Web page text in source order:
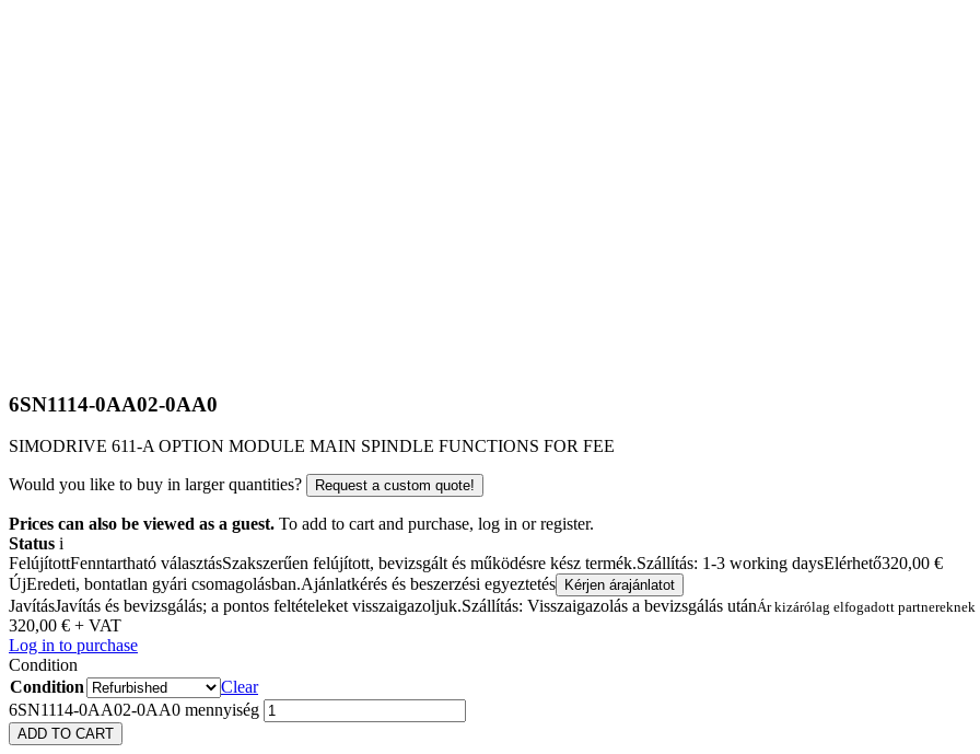
6SN1114-0AA02-0AA0
SIMODRIVE 611-A OPTION MODULE MAIN SPINDLE FUNCTIONS FOR FEE
Would you like to buy in larger quantities? Request a custom quote!
Prices can also be viewed as a guest. To add to cart and purchase, log in or register.
Status i
FelújítottFenntartható választásSzakszerűen felújított, bevizsgált és működésre kész termék.Szállítás: 1-3 working daysElérhető320,00 €
ÚjEredeti, bontatlan gyári csomagolásban.Ajánlatkérés és beszerzési egyeztetés Kérjen árajánlatot
JavításJavítás és bevizsgálás; a pontos feltételeket visszaigazoljuk.Szállítás: Visszaigazolás a bevizsgálás utánÁr kizárólag elfogadott partnereknek
320,00 € + VAT
Log in to purchase
Condition
Condition
Clear
6SN1114-0AA02-0AA0 mennyiség
ADD TO CART